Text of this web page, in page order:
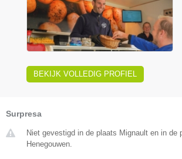
BEKIJK VOLLEDIG PROFIEL
Surpresa
Niet gevestigd in de plaats Mignault en in de
Henegouwen.